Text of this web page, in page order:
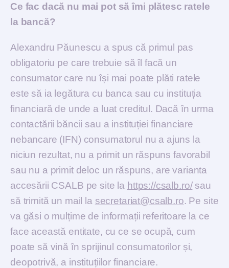
Ce fac dacă nu mai pot să îmi plătesc ratele
la bancă?
Alexandru Păunescu a spus că primul pas
obligatoriu pe care trebuie să îl facă un
consumator care nu își mai poate plăti ratele
este să ia legătura cu banca sau cu instituția
financiară de unde a luat creditul. Dacă în urma
contactării băncii sau a instituției financiare
nebancare (IFN) consumatorul nu a ajuns la
niciun rezultat, nu a primit un răspuns favorabil
sau nu a primit deloc un răspuns, are varianta
accesării CSALB pe site la https://csalb.ro/sau
să trimită un mail la secretariat@csalb.ro. Pe site
va găsi o mulțime de informații referitoare la ce
face această entitate, cu ce se ocupă, cum
poate să vină în sprijinul consumatorilor și,
deopotrivă, a instituțiilor financiare.